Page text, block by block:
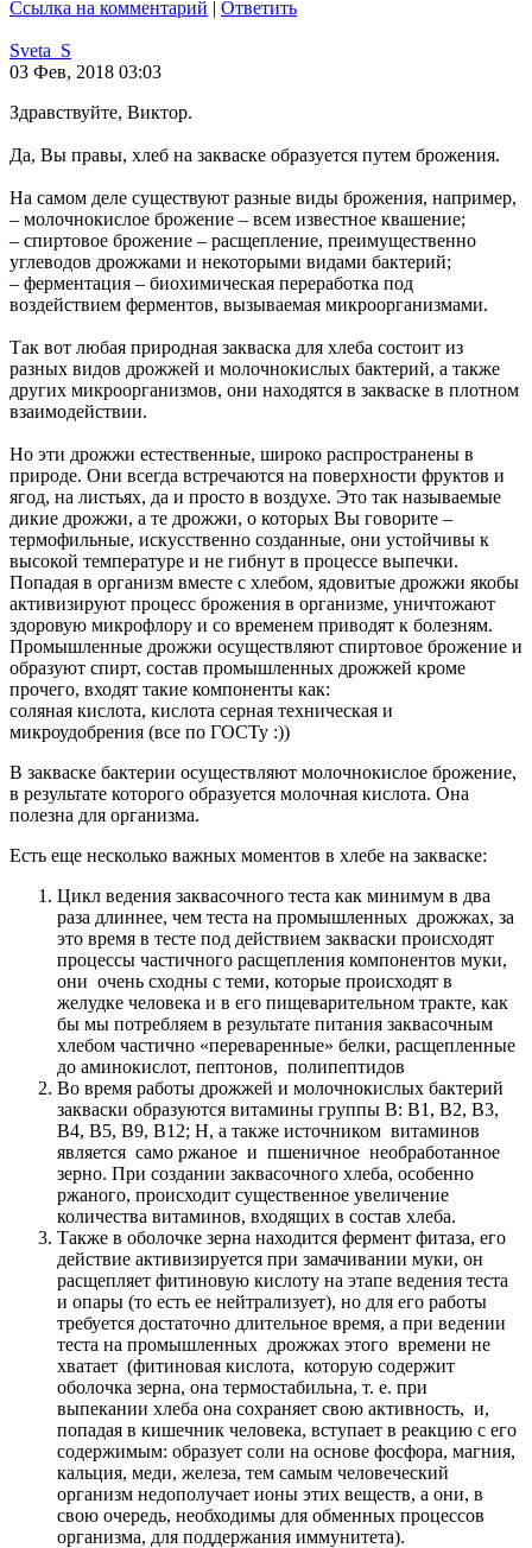
Ссылка на комментарий | Ответить
Sveta_S
03 Фев, 2018 03:03
Здравствуйте, Виктор.
Да, Вы правы, хлеб на закваске образуется путем брожения.
На самом деле существуют разные виды брожения, например,
– молочнокислое брожение – всем известное квашение;
– спиртовое брожение – расщепление, преимущественно
углеводов дрожжами и некоторыми видами бактерий;
– ферментация – биохимическая переработка под
воздействием ферментов, вызываемая микроорганизмами.
Так вот любая природная закваска для хлеба состоит из
разных видов дрожжей и молочнокислых бактерий, а также
других микроорганизмов, они находятся в закваске в плотном
взаимодействии.
Но эти дрожжи естественные, широко распространены в
природе. Они всегда встречаются на поверхности фруктов и
ягод, на листьях, да и просто в воздухе. Это так называемые
дикие дрожжи, а те дрожжи, о которых Вы говорите –
термофильные, искусственно созданные, они устойчивы к
высокой температуре и не гибнут в процессе выпечки.
Попадая в организм вместе с хлебом, ядовитые дрожжи якобы
активизируют процесс брожения в организме, уничтожают
здоровую микрофлору и со временем приводят к болезням.
Промышленные дрожжи осуществляют спиртовое брожение и
образуют спирт, состав промышленных дрожжей кроме
прочего, входят такие компоненты как:
соляная кислота, кислота серная техническая и
микроудобрения (все по ГОСТу :))
В закваске бактерии осуществляют молочнокислое брожение,
в результате которого образуется молочная кислота. Она
полезна для организма.
Есть еще несколько важных моментов в хлебе на закваске:
Цикл ведения заквасочного теста как минимум в два
раза длиннее, чем теста на промышленных дрожжах, за
это время в тесте под действием закваски происходят
процессы частичного расщепления компонентов муки,
они очень сходны с теми, которые происходят в
желудке человека и в его пищеварительном тракте, как
бы мы потребляем в результате питания заквасочным
хлебом частично «переваренные» белки, расщепленные
до аминокислот, пептонов, полипептидов
Во время работы дрожжей и молочнокислых бактерий
закваски образуются витамины группы В: В1, В2, В3,
В4, В5, В9, В12; Н, а также источником витаминов
является само ржаное и пшеничное необработанное
зерно. При создании заквасочного хлеба, особенно
ржаного, происходит существенное увеличение
количества витаминов, входящих в состав хлеба.
Также в оболочке зерна находится фермент фитаза, его
действие активизируется при замачивании муки, он
расщепляет фитиновую кислоту на этапе ведения теста
и опары (то есть ее нейтрализует), но для его работы
требуется достаточно длительное время, а при ведении
теста на промышленных дрожжах этого времени не
хватает (фитиновая кислота, которую содержит
оболочка зерна, она термостабильна, т. е. при
выпекании хлеба она сохраняет свою активность, и,
попадая в кишечник человека, вступает в реакцию с его
содержимым: образует соли на основе фосфора, магния,
кальция, меди, железа, тем самым человеческий
организм недополучает ионы этих веществ, а они, в
свою очередь, необходимы для обменных процессов
организма, для поддержания иммунитета).